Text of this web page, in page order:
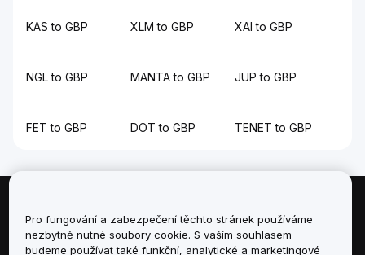
KAS to GBP XLM to GBP XAI to GBP
NGL to GBP MANTA to GBP JUP to GBP
FET to GBP DOT to GBP TENET to GBP
Informace
Pro fungování a zabezpečení těchto stránek používáme
nezbytně nutné soubory cookie. S vaším souhlasem
budeme používat také funkční, analytické a marketingové